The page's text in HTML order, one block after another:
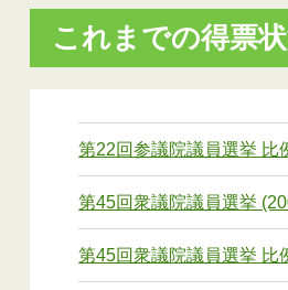
これまでの得票
第22回参議院議員選挙 比
第45回衆議院議員選挙
第45回衆議院議員選挙 比